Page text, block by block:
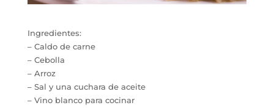
Ingredientes:
– Caldo de carne
– Cebolla
– Arroz
– Sal y una cuchara de aceite
– Vino blanco para cocinar